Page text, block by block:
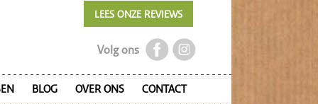
Volg ons
LEES ONZE REVIEWS
BLOG OVER ONS CONTACT